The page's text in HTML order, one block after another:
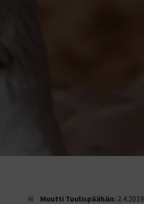
Muutti Tuulispäähän:2.4.2019